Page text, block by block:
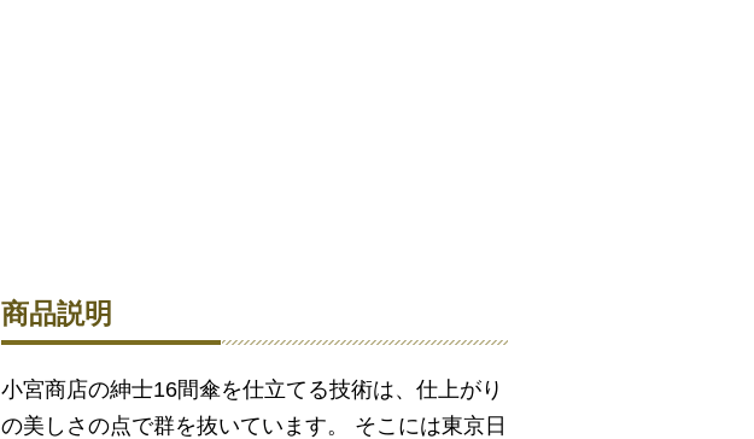
商品説明
小宮商店の紳士16間傘を仕立てる技術は、仕上がり
の美しさの点で群を抜いています。 そこには東京日